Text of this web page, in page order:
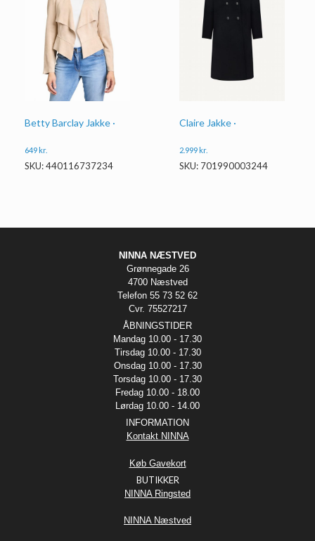
Betty Barclay Jakke ·
649kr.
SKU: 440116737234
Claire Jakke ·
2.999kr.
SKU: 701990003244
NINNA NÆSTVED
Grønnegade 26
4700 Næstved
Telefon 55 73 52 62
Cvr. 75527217
ÅBNINGSTIDER
Mandag 10.00 - 17.30
Tirsdag 10.00 - 17.30
Onsdag 10.00 - 17.30
Torsdag 10.00 - 17.30
Fredag 10.00 - 18.00
Lørdag 10.00 - 14.00
INFORMATION
Kontakt NINNA
Køb Gavekort
BUTIKKER
NINNA Ringsted
NINNA Næstved